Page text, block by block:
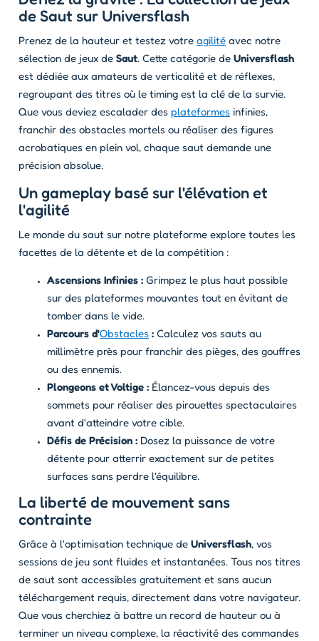
de Saut sur Universflash
Prenez de la hauteur et testez votre agilité avec notre
sélection de jeux de Saut. Cette catégorie de Universflash
est dédiée aux amateurs de verticalité et de réflexes,
regroupant des titres où le timing est la clé de la survie.
Que vous deviez escalader des plateformes infinies,
franchir des obstacles mortels ou réaliser des figures
acrobatiques en plein vol, chaque saut demande une
précision absolue.
Un gameplay basé sur l'élévation et
l'agilité
Le monde du saut sur notre plateforme explore toutes les
facettes de la détente et de la compétition :
Ascensions Infinies : Grimpez le plus haut possible
sur des plateformes mouvantes tout en évitant de
tomber dans le vide.
Parcours d'Obstacles : Calculez vos sauts au
millimètre près pour franchir des pièges, des gouffres
ou des ennemis.
Plongeons et Voltige : Élancez-vous depuis des
sommets pour réaliser des pirouettes spectaculaires
avant d'atteindre votre cible.
Défis de Précision : Dosez la puissance de votre
détente pour atterrir exactement sur de petites
surfaces sans perdre l'équilibre.
La liberté de mouvement sans
contrainte
Grâce à l'optimisation technique de Universflash, vos
sessions de jeu sont fluides et instantanées. Tous nos titres
de saut sont accessibles gratuitement et sans aucun
téléchargement requis, directement dans votre navigateur.
Que vous cherchiez à battre un record de hauteur ou à
terminer un niveau complexe, la réactivité des commandes